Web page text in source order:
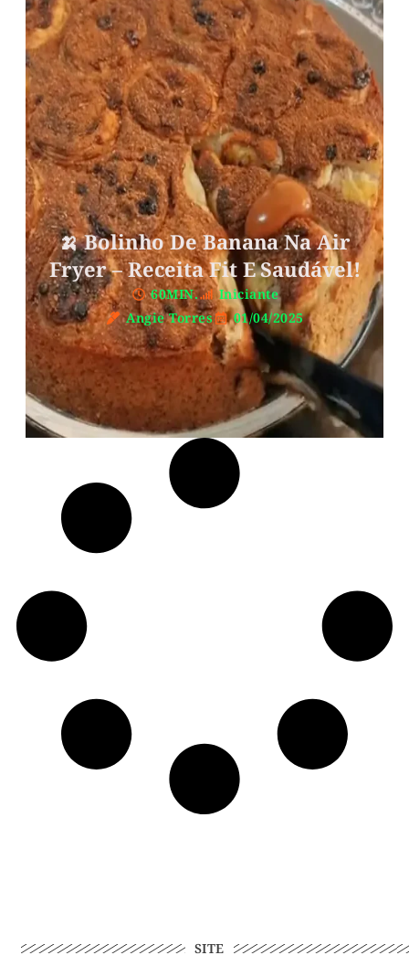
🍌 Bolinho De Banana Na Air
Fryer – Receita Fit E Saudável!
60MIN.
Iniciante
Angie Torres
01/04/2025
SITE